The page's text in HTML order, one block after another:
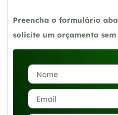
Preencha o formulário
solicite um orçamento sem